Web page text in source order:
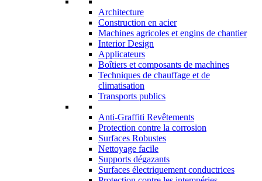
Architecture
Construction en acier
Machines agricoles et engins de chantier
Interior Design
Applicateurs
Boîtiers et composants de machines
Techniques de chauffage et de
climatisation
Transports publics
Anti-Graffiti Revêtements
Protection contre la corrosion
Surfaces Robustes
Nettoyage facile
Supports dégazants
Surfaces électriquement conductrices